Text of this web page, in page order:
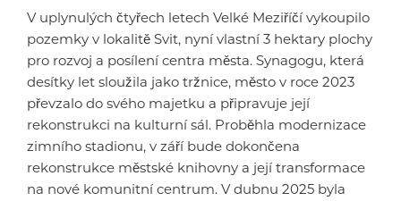
V uplynulých čtyřech letech Velké Meziříčí vykoupilo
pozemky v lokalitě Svit, nyní vlastní 3 hektary plochy
pro rozvoj a posílení centra města. Synagogu, která
desítky let sloužila jako tržnice, město v roce 2023
převzalo do svého majetku a připravuje její
rekonstrukci na kulturní sál. Proběhla modernizace
zimního stadionu, v září bude dokončena
rekonstrukce městské knihovny a její transformace
na nové komunitní centrum. V dubnu 2025 byla